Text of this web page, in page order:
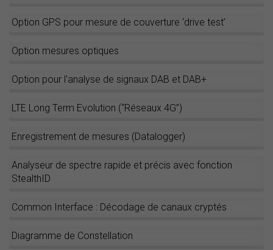
Option GPS pour mesure de couverture ‘drive test’
Option mesures optiques
Option pour l'analyse de signaux DAB et DAB+
LTE Long Term Evolution (“Réseaux 4G”)
Enregistrement de mesures (Datalogger)
Analyseur de spectre rapide et précis avec fonction
StealthID
Common Interface : Décodage de canaux cryptés
Diagramme de Constellation